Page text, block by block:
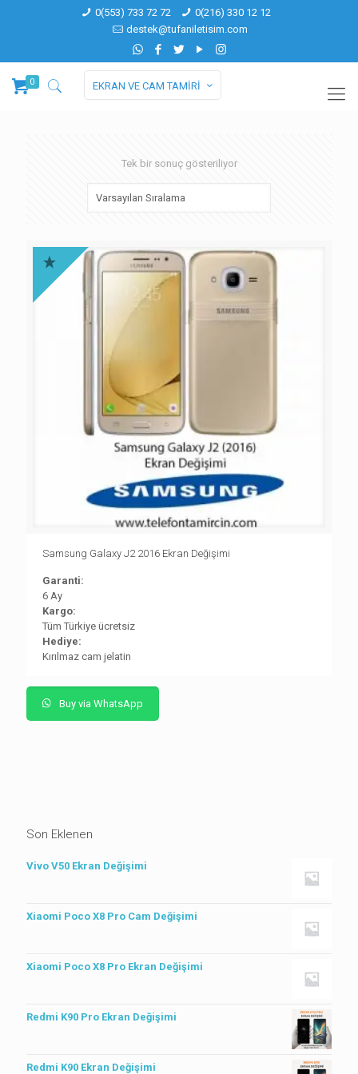
0(553) 733 72 72
0(216) 330 12 12
destek@tufaniletisim.com
0 EKRAN VE CAM TAMİRİ
Tek bir sonuç gösteriliyor
Samsung Galaxy J2 2016 Ekran Değişimi
Garanti:
6 Ay
Kargo:
Tüm Türkiye ücretsiz
Hediye:
Kırılmaz cam jelatin
Buy via WhatsApp
Son Eklenen
Vivo V50 Ekran Değişimi
Xiaomi Poco X8 Pro Cam Değişimi
Xiaomi Poco X8 Pro Ekran Değişimi
Redmi K90 Pro Ekran Değişimi
Redmi K90 Ekran Değişimi